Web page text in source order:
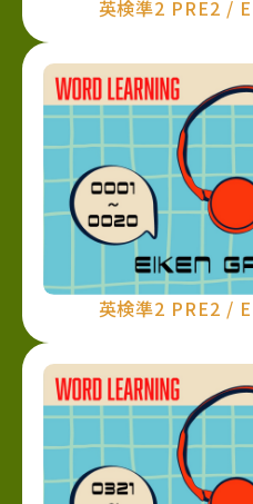
英検準2 PRE2 /
英検準2 PRE2 /